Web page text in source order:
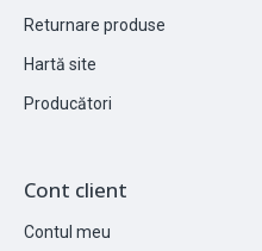
Returnare produse
Hartă site
Producători
Cont client
Contul meu